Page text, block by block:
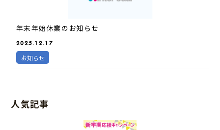
年末年始休業のお知らせ
2025.12.17
お知らせ
人気記事